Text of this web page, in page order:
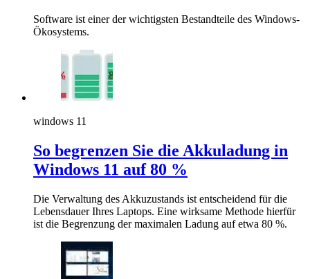
Software ist einer der wichtigsten Bestandteile des Windows-
Ökosystems.
windows 11
So begrenzen Sie die Akkuladung in
Windows 11 auf 80 %
Die Verwaltung des Akkuzustands ist entscheidend für die
Lebensdauer Ihres Laptops. Eine wirksame Methode hierfür
ist die Begrenzung der maximalen Ladung auf etwa 80 %.